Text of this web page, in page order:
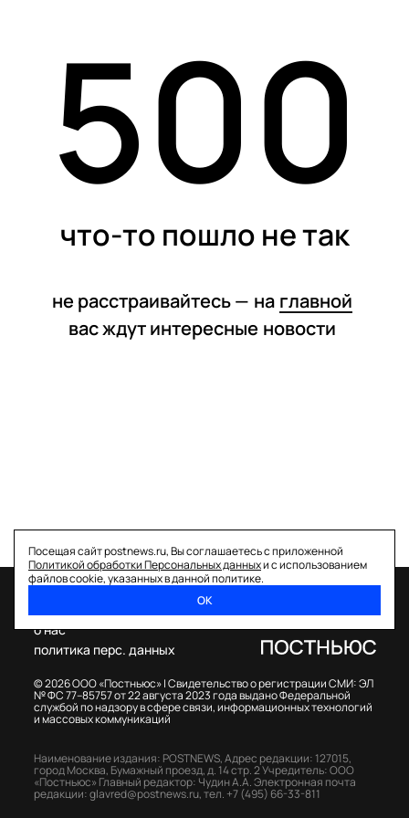
статьи
500
что-то пошло не так
не расстраивайтесь — на главной
вас ждут интересные новости
Посещая сайт postnews.ru, Вы соглашаетесь с приложенной
Политикой обработки Персональных данныхи с использованием
файлов cookie, указанных в данной политике.
ОК
© 2026 ООО «Постньюс» |Свидетельство о регистрации СМИ: ЭЛ
№ ФС 77–85757 от 22 августа 2023 года выдано Федеральной
службой по надзору в сфере связи, информационных технологий
и массовых коммуникаций
о нас
политика перс. данных
Наименование издания: POSTNEWS,Адрес редакции: 127015,
город Москва, Бумажный проезд, д. 14 стр. 2Учредитель: ООО
«Постньюс» Главный редактор: Чудин А.А.Электронная почта
редакции:glavred@postnews.ru,тел. +7 (495) 66-33-811